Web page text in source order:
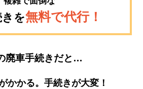
を無料で代行！
廃車手続きだと…
かかる。手続きが大変！